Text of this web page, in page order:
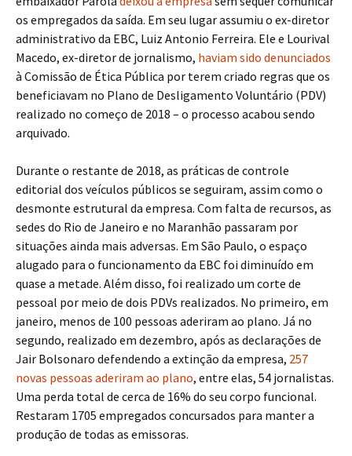
os empregados da saída. Em seu lugar assumiu o ex-diretor
administrativo da EBC, Luiz Antonio Ferreira. Ele e Lourival
Macedo, ex-diretor de jornalismo, haviam sido denunciados
à Comissão de Ética Pública por terem criado regras que os
beneficiavam no Plano de Desligamento Voluntário (PDV)
realizado no começo de 2018 – o processo acabou sendo
arquivado.
Durante o restante de 2018, as práticas de controle
editorial dos veículos públicos se seguiram, assim como o
desmonte estrutural da empresa. Com falta de recursos, as
sedes do Rio de Janeiro e no Maranhão passaram por
situações ainda mais adversas. Em São Paulo, o espaço
alugado para o funcionamento da EBC foi diminuído em
quase a metade. Além disso, foi realizado um corte de
pessoal por meio de dois PDVs realizados. No primeiro, em
janeiro, menos de 100 pessoas aderiram ao plano. Já no
segundo, realizado em dezembro, após as declarações de
Jair Bolsonaro defendendo a extinção da empresa, 257
novas pessoas aderiram ao plano, entre elas, 54 jornalistas.
Uma perda total de cerca de 16% do seu corpo funcional.
Restaram 1705 empregados concursados para manter a
produção de todas as emissoras.